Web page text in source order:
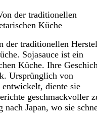
der traditionellen
Sojasauce ist ein
Küche. Ihre
Ursprünglich von
diente sie
geschmackvoller
nach Japan, wo sie